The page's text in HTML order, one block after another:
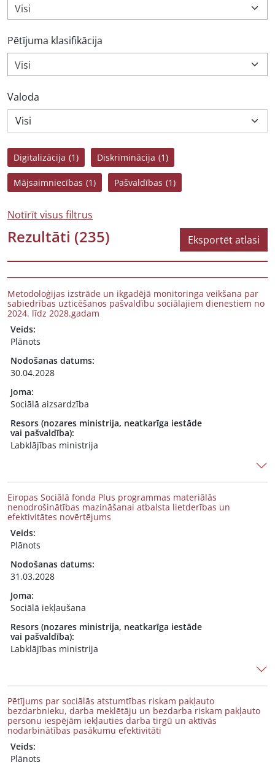
Visi
Pētījuma klasifikācija
Visi
Valoda
Digitalizācija (1) Diskriminācija (1)
Mājsaimniecības (1) Pašvaldības (1)
Notīrīt visus filtrus
Rezultāti (235) Eksportēt atlasi
Metodoloģijas izstrāde un ikgadējā monitoringa veikšana par
sabiedrības uzticēšanos pašvaldību sociālajiem dienestiem no
2024. līdz 2028.gadam
Veids:
Plānots
Nodošanas datums:
30.04.2028
Joma:
Sociālā aizsardzība
Resors (nozares ministrija, neatkarīga iestāde
vai pašvaldība):
Labklājības ministrija
Eiropas Sociālā fonda Plus programmas materiālās
nenodrošinātības mazināšanai atbalsta lietderības un
efektivitātes novērtējums
Veids:
Plānots
Nodošanas datums:
31.03.2028
Joma:
Sociālā iekļaušana
Resors (nozares ministrija, neatkarīga iestāde
vai pašvaldība):
Labklājības ministrija
Pētījums par sociālās atstumtības riskam pakļauto
bezdarbnieku, darba meklētāju un bezdarba riskam pakļauto
personu iespējām iekļauties darba tirgū un aktīvās
nodarbinātības pasākumu efektivitāti
Veids:
Plānots